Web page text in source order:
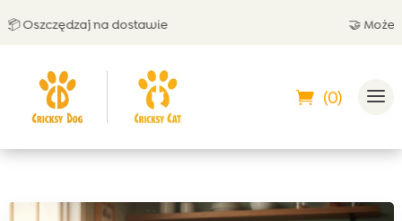
na dostawie 🤝 Możesz
(0)